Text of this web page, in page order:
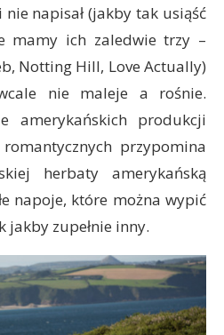
napisał (jakby tak usiąść
mamy ich zaledwie trzy –
Notting Hill, Love Actually)
nie maleje a rośnie.
amerykańskich produkcji
przypomina
herbaty amerykańską
napoje, które można wypić
jakby zupełnie inny.